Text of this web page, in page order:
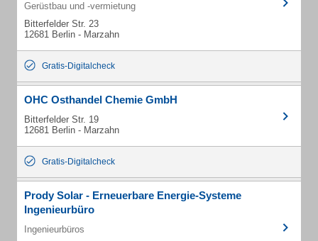
Gerüstbau und -vermietung
Bitterfelder Str. 23
12681 Berlin - Marzahn
Gratis-Digitalcheck
OHC Osthandel Chemie GmbH
Bitterfelder Str. 19
12681 Berlin - Marzahn
Gratis-Digitalcheck
Prody Solar - Erneuerbare Energie-Systeme
Ingenieurbüro
Ingenieurbüros